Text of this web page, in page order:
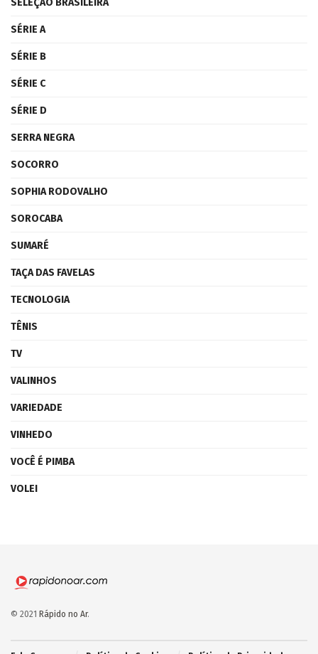
SÉRIE A
SÉRIE B
SÉRIE C
SÉRIE D
SERRA NEGRA
SOCORRO
SOPHIA RODOVALHO
SOROCABA
SUMARÉ
TAÇA DAS FAVELAS
TECNOLOGIA
TÊNIS
TV
VALINHOS
VARIEDADE
VINHEDO
VOCÊ É PIMBA
VOLEI
© 2021 Rápido no Ar.